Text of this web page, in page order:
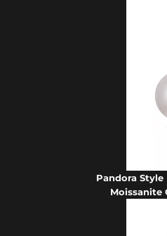
Pandora
Moissanite